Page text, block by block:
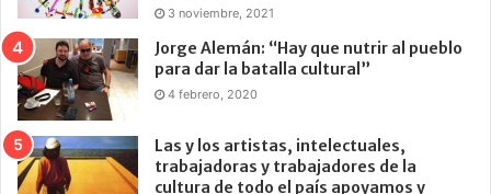
3 noviembre, 2021
Jorge Alemán: “Hay que nutrir al pueblo
para dar la batalla cultural”
4 febrero, 2020
Las y los artistas, intelectuales,
trabajadoras y trabajadores de la
cultura de todo el país apoyamos y